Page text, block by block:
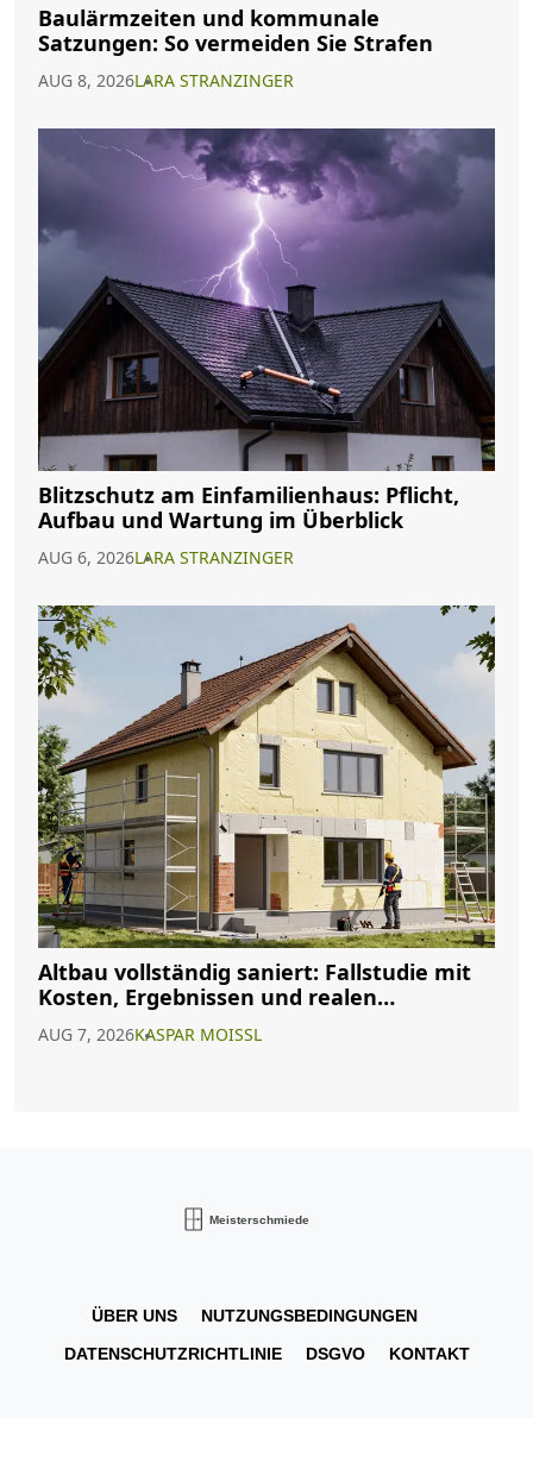
Baulärmzeiten und kommunale
Satzungen: So vermeiden Sie Strafen
AUG 8, 2026LARA STRANZINGER
Blitzschutz am Einfamilienhaus: Pflicht,
Aufbau und Wartung im Überblick
AUG 6, 2026LARA STRANZINGER
Altbau vollständig saniert: Fallstudie mit
Kosten, Ergebnissen und realen
AUG 7, 2026KASPAR MOISSL
ÜBER UNS
NUTZUNGSBEDINGUNGEN
DATENSCHUTZRICHTLINIE
DSGVO KONTAKT